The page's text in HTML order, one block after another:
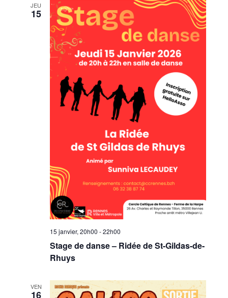
JEU
15
15 janvier, 20h00 -22h00
Stage de danse – Ridée de St-Gildas-de-
Rhuys
VEN
16